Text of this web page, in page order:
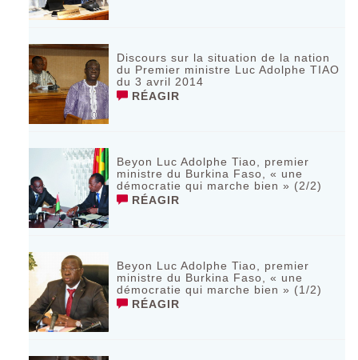
Discours sur la situation de la nation
du Premier ministre Luc Adolphe TIAO
du 3 avril 2014
RÉAGIR
Beyon Luc Adolphe Tiao, premier
ministre du Burkina Faso, « une
démocratie qui marche bien » (2/2)
RÉAGIR
Beyon Luc Adolphe Tiao, premier
ministre du Burkina Faso, « une
démocratie qui marche bien » (1/2)
RÉAGIR